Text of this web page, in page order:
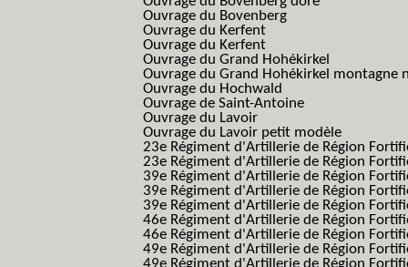
Ouvrage du Bovenberg
Ouvrage du Kerfent
Ouvrage du Kerfent
Ouvrage du Grand Hohékirkel
Ouvrage du Grand Hohékirkel montagne
Ouvrage du Hochwald
Ouvrage de Saint-Antoine
Ouvrage du Lavoir
Ouvrage du Lavoir petit modèle
23e Régiment d'Artillerie de Région
23e Régiment d'Artillerie de Région
39e Régiment d'Artillerie de Région
39e Régiment d'Artillerie de Région
39e Régiment d'Artillerie de Région
46e Régiment d'Artillerie de Région
46e Régiment d'Artillerie de Région
49e Régiment d'Artillerie de Région
49e Régiment d'Artillerie de Région